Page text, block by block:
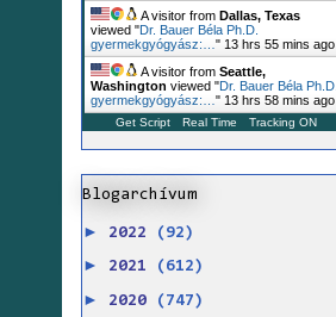
A visitor from Dallas, Texas
viewed "Dr. Bauer Béla Ph.D.
gyermekgyógyász:… " 13 hrs 55 mins ago
A visitor from Seattle,
Washington viewed "Dr. Bauer Béla Ph.D.
gyermekgyógyász:… " 13 hrs 58 mins ago
Get Script Real Time Tracking ON
Blogarchívum
► 2022 (92)
► 2021 (612)
► 2020 (747)